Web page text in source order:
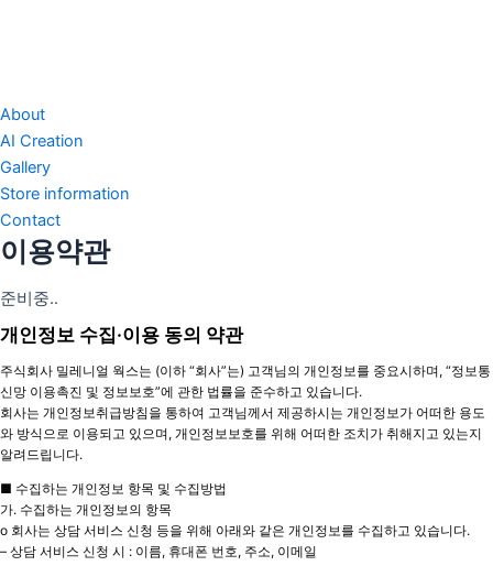
About
AI Creation
Gallery
Store information
Contact
이용약관
준비중..
개인정보 수집·이용 동의 약관
주식회사 밀레니얼 웍스는 (이하 “회사”는) 고객님의 개인정보를 중요시하며, “정보통
신망 이용촉진 및 정보보호”에 관한 법률을 준수하고 있습니다.
회사는 개인정보취급방침을 통하여 고객님께서 제공하시는 개인정보가 어떠한 용도
와 방식으로 이용되고 있으며, 개인정보보호를 위해 어떠한 조치가 취해지고 있는지
알려드립니다.
■ 수집하는 개인정보 항목 및 수집방법
가. 수집하는 개인정보의 항목
o 회사는 상담 서비스 신청 등을 위해 아래와 같은 개인정보를 수집하고 있습니다.
– 상담 서비스 신청 시 : 이름, 휴대폰 번호, 주소, 이메일